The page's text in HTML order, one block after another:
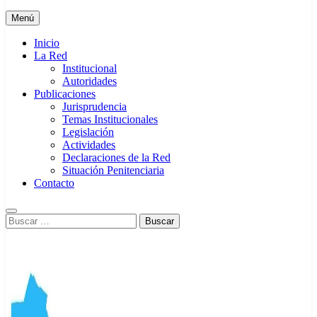
Menú
Inicio
La Red
Institucional
Autoridades
Publicaciones
Jurisprudencia
Temas Institucionales
Legislación
Actividades
Declaraciones de la Red
Situación Penitenciaria
Contacto
Buscar: